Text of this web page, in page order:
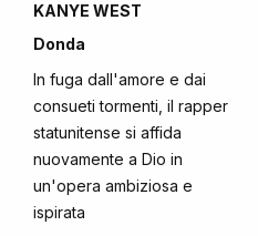
KANYE WEST
Donda
In fuga dall'amore e dai
consueti tormenti, il rapper
statunitense si affida
nuovamente a Dio in
un'opera ambiziosa e
ispirata